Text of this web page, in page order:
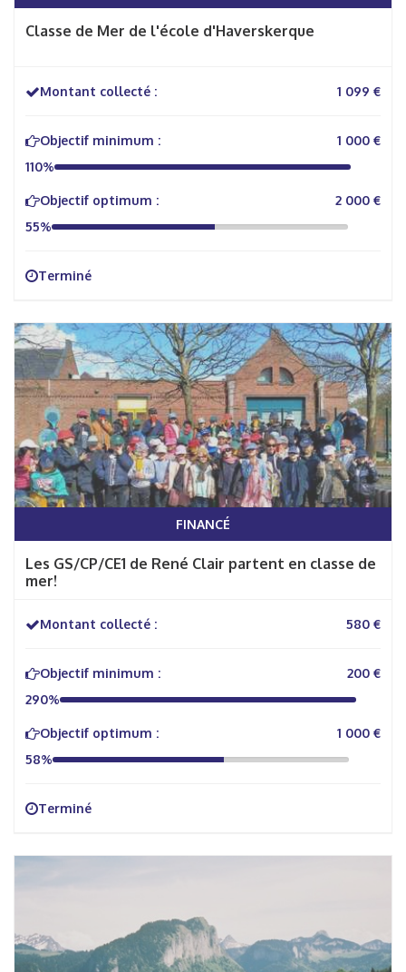
Classe de Mer de l'école d'Haverskerque
Montant collecté : 1 099 €
Objectif minimum :
1 000 €
110%
Objectif optimum :
2 000 €
55%
Terminé
FINANCÉ
Les GS/CP/CE1 de René Clair partent en classe de
mer!
Montant collecté : 580 €
Objectif minimum :
200 €
290%
Objectif optimum :
1 000 €
58%
Terminé